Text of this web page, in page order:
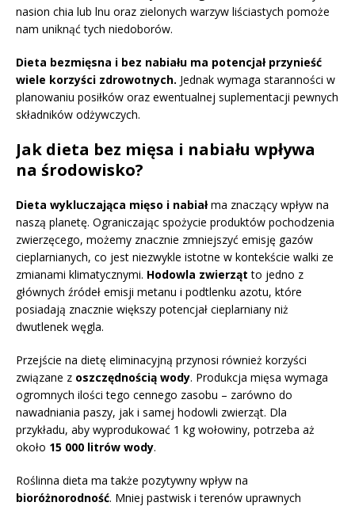
nasion chia lub lnu oraz zielonych warzyw liściastych pomoże
nam uniknąć tych niedoborów.
Dieta bezmięsna i bez nabiału ma potencjał przynieść
wiele korzyści zdrowotnych. Jednak wymaga staranności w
planowaniu posiłków oraz ewentualnej suplementacji pewnych
składników odżywczych.
Jak dieta bez mięsa i nabiału wpływa
na środowisko?
Dieta wykluczająca mięso i nabiałma znaczący wpływ na
naszą planetę. Ograniczając spożycie produktów pochodzenia
zwierzęcego, możemy znacznie zmniejszyć emisję gazów
cieplarnianych, co jest niezwykle istotne w kontekście walki ze
zmianami klimatycznymi. Hodowla zwierząt to jedno z
głównych źródeł emisji metanu i podtlenku azotu, które
posiadają znacznie większy potencjał cieplarniany niż
dwutlenek węgla.
Przejście na dietę eliminacyjną przynosi również korzyści
związane z oszczędnością wody. Produkcja mięsa wymaga
ogromnych ilości tego cennego zasobu – zarówno do
nawadniania paszy, jak i samej hodowli zwierząt. Dla
przykładu, aby wyprodukować 1 kg wołowiny, potrzeba aż
około 15 000 litrów wody.
Roślinna dieta ma także pozytywny wpływ na
bioróżnorodność. Mniej pastwisk i terenów uprawnych